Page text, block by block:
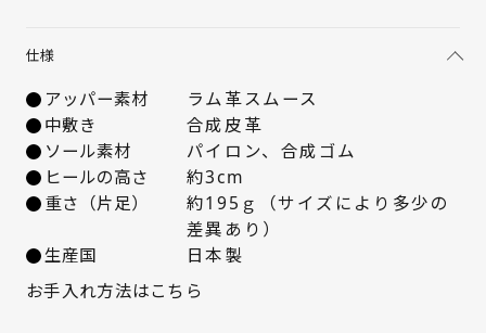
22.5cm
23cm × 在庫なし
23.5cm × 在庫なし
× 在庫なし
24.5cm × 在庫なし
仕様
アッパー素材
ラム革スムース
中敷き
合成皮革
ソール素材
パイロン、合成ゴム
ヒールの高さ
約3cm
重さ（片足）
約195ｇ（サイズにより多少の
差異あり）
生産国
日本製
お手入れ方法はこちら